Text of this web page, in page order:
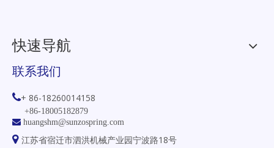
快速导航
联系我们
+ 86-18260014158
+86-18005182879
 huangshm@sunzospring.com
 江苏省宿迁市泗洪机械产业园宁波路18号